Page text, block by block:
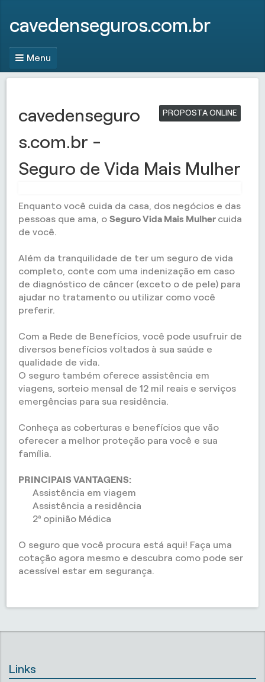
cavedenseguros.com.br
Menu
PROPOSTA ONLINE
cavedenseguro
s.com.br -
Seguro de Vida Mais Mulher
Enquanto você cuida da casa, dos negócios e das
pessoas que ama, oSeguro Vida Mais Mulher cuida
de você.
Além da tranquilidade de ter um seguro de vida
completo, conte com uma indenização em caso
de diagnóstico de câncer (exceto o de pele) para
ajudar no tratamento ou utilizar como você
preferir.
Com a Rede de Benefícios, você pode usufruir de
diversos benefícios voltados à sua saúde e
qualidade de vida.
O seguro também oferece assistência em
viagens, sorteio mensal de 12 mil reais e serviços
emergências para sua residência.
Conheça as coberturas e benefícios que vão
oferecer a melhor proteção para você e sua
família.
PRINCIPAIS VANTAGENS:
Assistência em viagem
Assistência a residência
2ª opinião Médica
O seguro que você procura está aqui! Faça uma
cotação agora mesmo e descubra como pode ser
acessível estar em segurança.
Links